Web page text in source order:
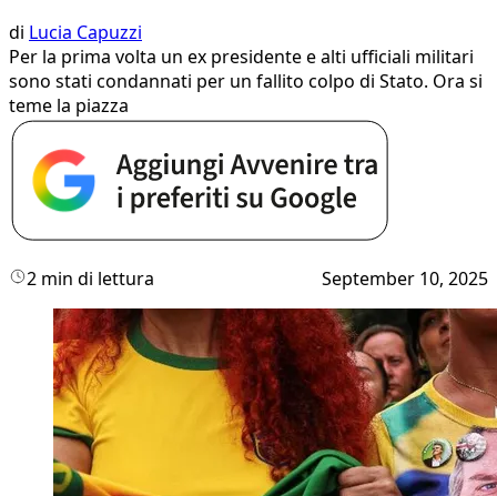
di Lucia Capuzzi
Per la prima volta un ex presidente e alti ufficiali militari
sono stati condannati per un fallito colpo di Stato. Ora si
teme la piazza
2 min di lettura September 10, 2025